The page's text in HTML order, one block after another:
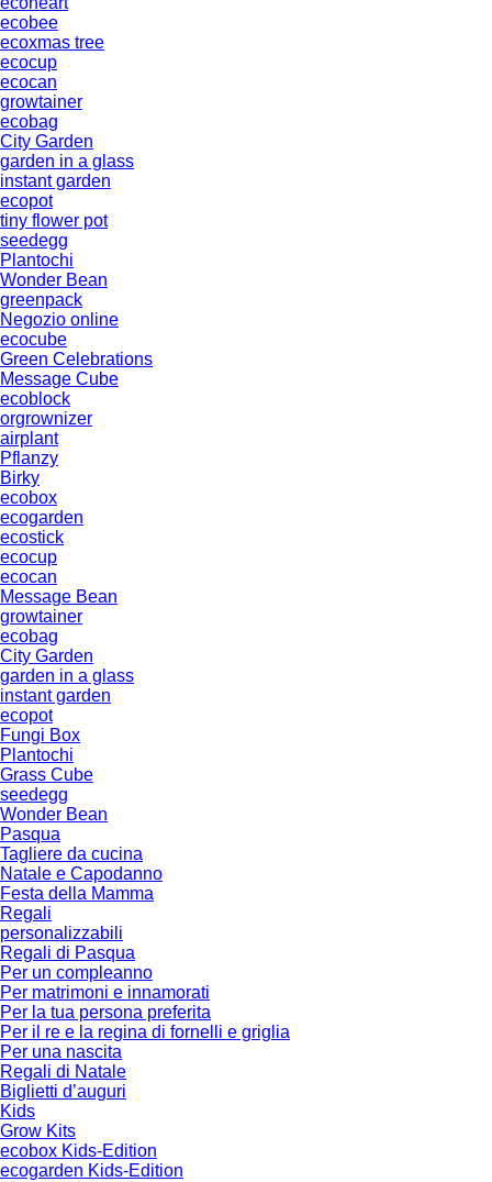
ecobee
ecoxmas tree
ecocup
ecocan
growtainer
ecobag
City Garden
garden in a glass
instant garden
ecopot
tiny flower pot
seedegg
Plantochi
Wonder Bean
greenpack
Negozio online
ecocube
Green Celebrations
Message Cube
ecoblock
orgrownizer
airplant
Pflanzy
Birky
ecobox
ecogarden
ecostick
ecocup
ecocan
Message Bean
growtainer
ecobag
City Garden
garden in a glass
instant garden
ecopot
Fungi Box
Plantochi
Grass Cube
seedegg
Wonder Bean
Pasqua
Tagliere da cucina
Natale e Capodanno
Festa della Mamma
Regali
personalizzabili
Regali di Pasqua
Per un compleanno
Per matrimoni e innamorati
Per la tua persona preferita
Per il re e la regina di fornelli e griglia
Per una nascita
Regali di Natale
Biglietti d’auguri
Kids
Grow Kits
ecobox Kids-Edition
ecogarden Kids-Edition